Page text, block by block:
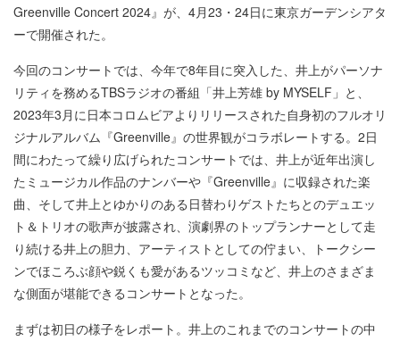
Greenville Concert 2024』が、4月23・24日に東京ガーデンシアタ
ーで開催された。
今回のコンサートでは、今年で8年目に突入した、井上がパーソナ
リティを務めるTBSラジオの番組「井上芳雄 by MYSELF」と、
2023年3月に日本コロムビアよりリリースされた自身初のフルオリ
ジナルアルバム『Greenville』の世界観がコラボレートする。2日
間にわたって繰り広げられたコンサートでは、井上が近年出演し
たミュージカル作品のナンバーや『Greenville』に収録された楽
曲、そして井上とゆかりのある日替わりゲストたちとのデュエッ
ト＆トリオの歌声が披露され、演劇界のトップランナーとして走
り続ける井上の胆力、アーティストとしての佇まい、トークシー
ンでほころぶ顔や鋭くも愛があるツッコミなど、井上のさまざま
な側面が堪能できるコンサートとなった。
まずは初日の様子をレポート。井上のこれまでのコンサートの中